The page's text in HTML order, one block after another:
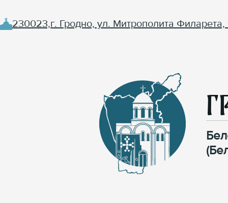
230023,г. Гродно, ул. Митрополита Филарета,